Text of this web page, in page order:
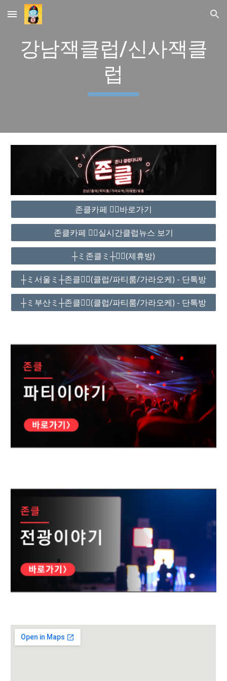
Skip to main content Skip to navigation
강남잭클럽/신사잭클
럽
존클카페 ❤️‍🔥바로가기
존클카페 ❤️‍🔥실시간클럽뉴스 보기
┼ミ존클ミ┼❤️‍🔥(제휴방)
┼ミ서울ミ┼존클❤️‍🔥(클럽/파티룸/가라오케) - 단톡방
┼ミ부산ミ┼존클❤️‍🔥(클럽/파티룸/가라오케) - 단톡방